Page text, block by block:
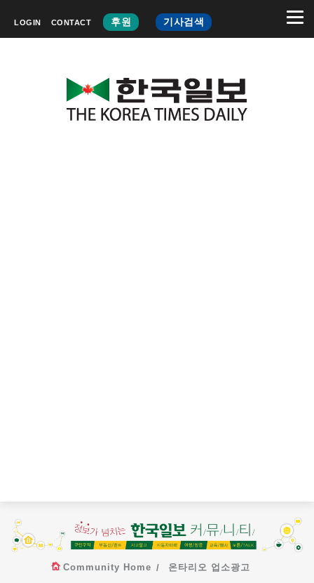
LOGIN CONTACT 후원 기사검색
Community Home 온타리오 업소광고